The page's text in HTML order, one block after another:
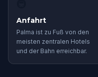
Anfahrt
Palma ist zu Fuß von den
meisten zentralen Hotels
und der Bahn erreichbar.